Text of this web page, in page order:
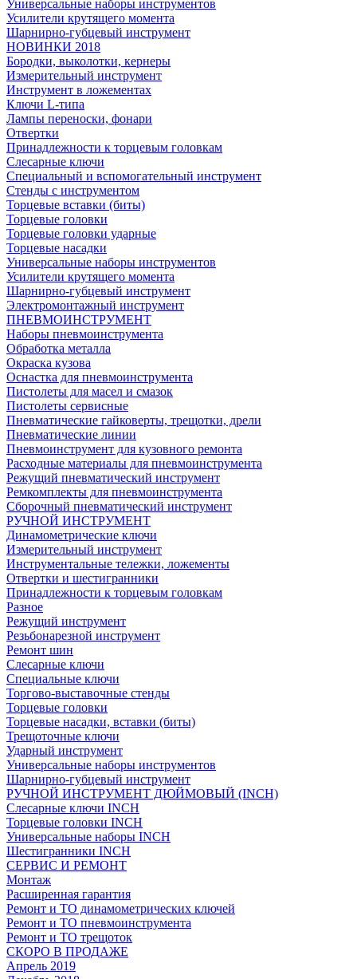
Универсальные наборы инструментов
Усилители крутящего момента
Шарнирно-губцевый инструмент
НОВИНКИ 2018
Бородки, выколотки, кернеры
Измерительный инструмент
Инструмент в ложементах
Ключи L-типа
Лампы переноски, фонари
Отвертки
Принадлежности к торцевым головкам
Слесарные ключи
Специальный и вспомогательный инструмент
Стенды с инструментом
Торцевые вставки (биты)
Торцевые головки
Торцевые головки ударные
Торцевые насадки
Универсальные наборы инструментов
Усилители крутящего момента
Шарнирно-губцевый инструмент
Электромонтажный инструмент
ПНЕВМОИНСТРУМЕНТ
Наборы пневмоинструмента
Обработка металла
Окраска кузова
Оснастка для пневмоинструмента
Пистолеты для масел и смазок
Пистолеты сервисные
Пневматические гайковерты, трещотки, дрели
Пневматические линии
Пневмоинструмент для кузовного ремонта
Расходные материалы для пневмоинструмента
Режущий пневматический инструмент
Ремкомплекты для пневмоинструмента
Сборочный пневматический инструмент
РУЧНОЙ ИНСТРУМЕНТ
Динамометрические ключи
Измерительный инструмент
Инструментальные тележки, ложементы
Отвертки и шестигранники
Принадлежности к торцевым головкам
Разное
Режущий инструмент
Резьбонарезной инструмент
Ремонт шин
Слесарные ключи
Специальные ключи
Торгово-выставочные стенды
Торцевые головки
Торцевые насадки, вставки (биты)
Трещоточные ключи
Ударный инструмент
Универсальные наборы инструментов
Шарнирно-губцевый инструмент
РУЧНОЙ ИНСТРУМЕНТ ДЮЙМОВЫЙ (INCH)
Слесарные ключи INCH
Торцевые головки INCH
Универсальные наборы INCH
Шестигранники INCH
СЕРВИС И РЕМОНТ
Монтаж
Расширенная гарантия
Ремонт и ТО динамометрических ключей
Ремонт и ТО пневмоинструмента
Ремонт и ТО трещоток
СКОРО В ПРОДАЖЕ
Апрель 2019